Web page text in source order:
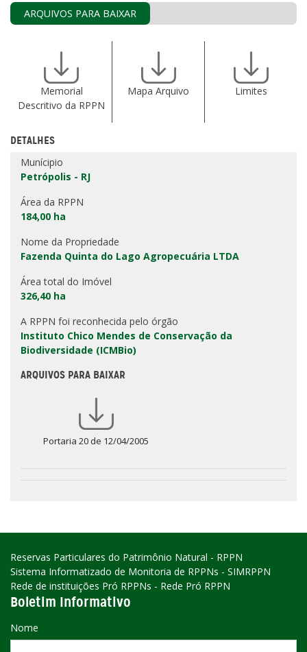
ARQUIVOS PARA BAIXAR
Memorial
Descritivo da RPPN
Mapa Arquivo Limites
DETALHES
Munícipio
Petrópolis - RJ
Área da RPPN
184,00 ha
Nome da Propriedade
Fazenda Quinta do Lago Agropecuária LTDA
Área total do Imóvel
326,40 ha
A RPPN foi reconhecida pelo órgão
Instituto Chico Mendes de Conservação da
Biodiversidade (ICMBio)
ARQUIVOS PARA BAIXAR
Portaria 20 de 12/04/2005
Reservas Particulares do Patrimônio Natural - RPPN
Sistema Informatizado de Monitoria de RPPNs - SIMRPPN
Rede de instituições Pró RPPNs - Rede Pró RPPN
Boletim Informativo
Nome